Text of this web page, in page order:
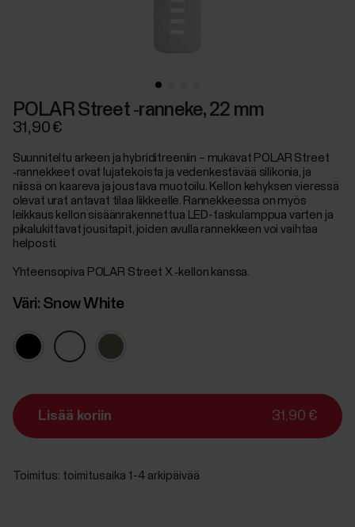
POLAR Street ‑ranneke, 22 mm
31,90 €
Suunniteltu arkeen ja hybriditreeniin – mukavat POLAR Street
‑rannekkeet ovat lujatekoista ja vedenkestävää silikonia, ja
niissä on kaareva ja joustava muotoilu. Kellon kehyksen vieressä
olevat urat antavat tilaa liikkeelle. Rannekkeessa on myös
leikkaus kellon sisäänrakennettua LED-taskulamppua varten ja
pikalukittavat jousitapit, joiden avulla rannekkeen voi vaihtaa
helposti.
Yhteensopiva POLAR Street X ‑kellon kanssa.
Väri: Snow White
Lisää koriin 31,90 €
Toimitus: toimitusaika 1-4 arkipäivää